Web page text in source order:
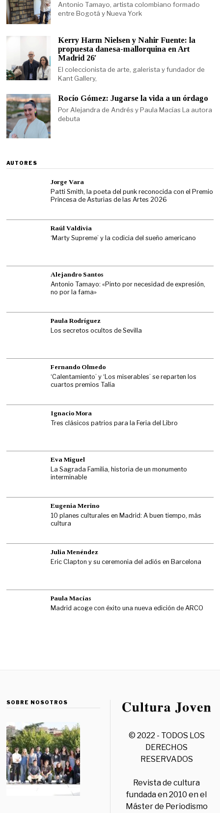
Antonio Tamayo, artista colombiano formado
entre Bogotá y Nueva York
Kerry Harm Nielsen y Nahir Fuente: la
propuesta danesa-mallorquina en Art
Madrid 26′
El coleccionista de arte, galerista y fundador de
Kant Gallery,
Rocío Gómez: Jugarse la vida a un órdago
Por Alejandra de Andrés y Paula Macías La autora
debuta
AUTORES
Jorge Vara
Patti Smith, la poeta del punk reconocida con el Premio
Princesa de Asturias de las Artes 2026
Raúl Valdivia
‘Marty Supreme’ y la codicia del sueño americano
Alejandro Santos
Antonio Tamayo: «Pinto por necesidad de expresión,
no por la fama»
Paula Rodríguez
Los secretos ocultos de Sevilla
Fernando Olmedo
‘Calentamiento’ y ‘Los miserables’ se reparten los
cuartos premios Talía
Ignacio Mora
Tres clásicos patrios para la Feria del Libro
Eva Miguel
La Sagrada Familia, historia de un monumento
interminable
Eugenia Merino
10 planes culturales en Madrid: A buen tiempo, más
cultura
Julia Menéndez
Eric Clapton y su ceremonia del adiós en Barcelona
Paula Macías
Madrid acoge con éxito una nueva edición de ARCO
SOBRE NOSOTROS
© 2022 - TODOS LOS
DERECHOS
RESERVADOS
Revista de cultura
fundada en 2010 en el
Máster de Periodismo